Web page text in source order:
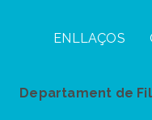
Menu
ENLLAÇOS
Departament de